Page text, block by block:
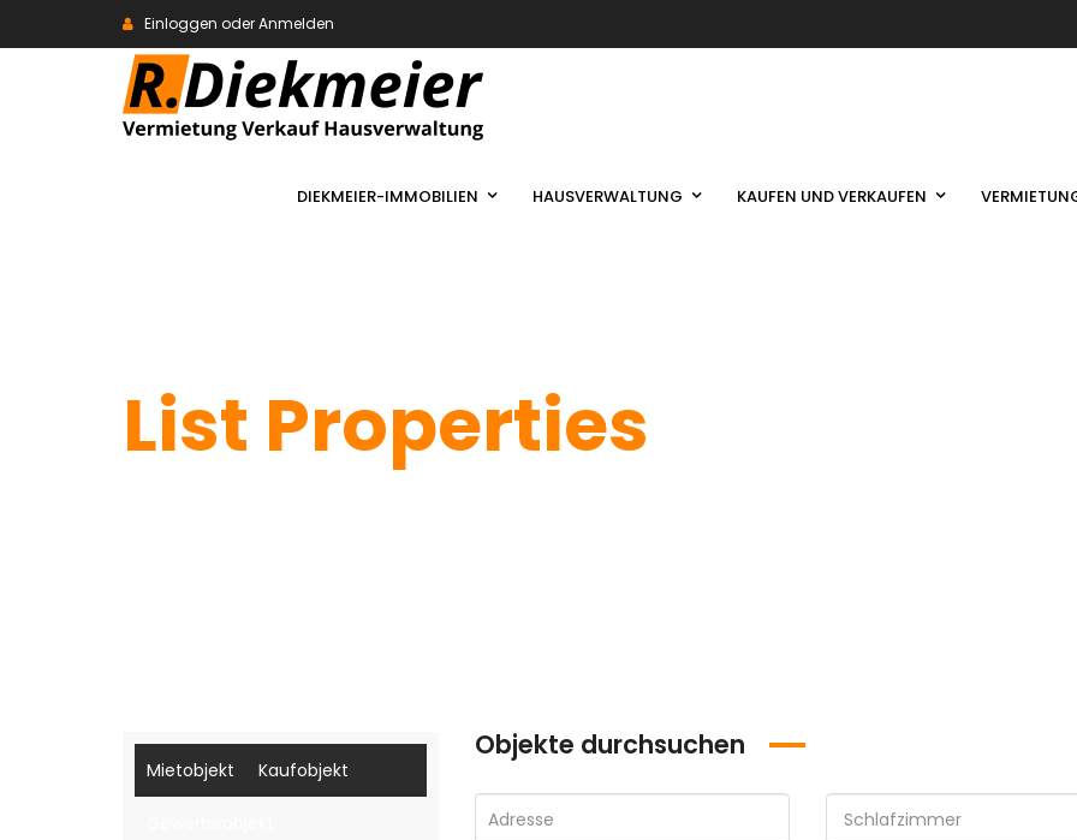
Einloggen oder Anmelden
DIEKMEIER-IMMOBILIEN HAUSVERWALTUNG KAUFEN UND VERKAUFEN
List Properties
Objekte durchsuchen
Mietobjekt Kaufobjekt